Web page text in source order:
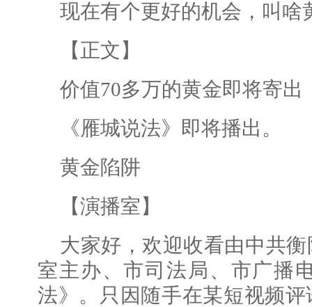
现在有个更好的机会，叫啥
【正文】
价值70多万的黄金即将寄
《雁城说法》即将播出。
黄金陷阱
【演播室】
大家好，欢迎收看由中共
室主办、市司法局、市广播
法》。只因随手在某短视频